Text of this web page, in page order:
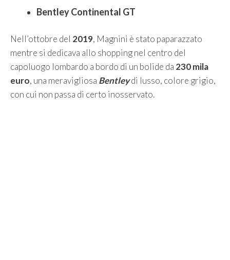
Bentley Continental GT
Nell’ottobre del 2019, Magnini è stato paparazzato
mentre si dedicava allo shopping nel centro del
capoluogo lombardo a bordo di un bolide da 230 mila
euro, una meravigliosa Bentleydi lusso, colore grigio,
con cui non passa di certo inosservato.